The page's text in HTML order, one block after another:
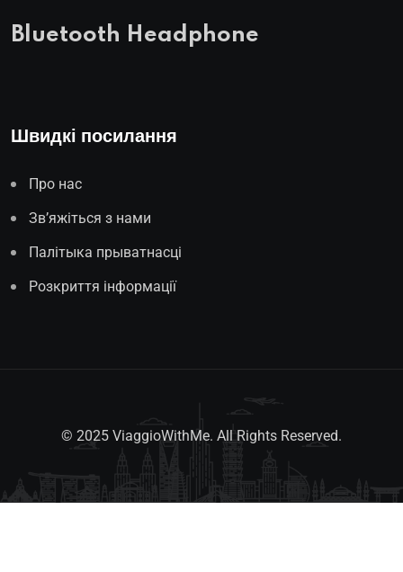
Bluetooth Headphone
Швидкі посилання
Про нас
Зв’яжіться з нами
Палітыка прыватнасці
Розкриття інформації
© 2025 ViaggioWithMe. All Rights Reserved.